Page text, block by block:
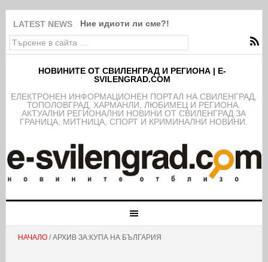
LATEST NEWS Ние идиоти ли сме?!
НОВИНИТЕ ОТ СВИЛЕНГРАД И РЕГИОНА | E-
SVILENGRAD.COM
EЛЕКТРОНЕН ИНФОРМАЦИОНЕН ПОРТАЛ НА СВИЛЕНГРАД,
ТОПОЛОВГРАД, ХАРМАНЛИ, ЛЮБИМЕЦ И РЕГИОНА.
АКТУАЛНИ РЕГИОНАЛНИ НОВИНИ ОТ СВИЛЕНГРАД ЗА
ГРАНИЦА, МИТНИЦА, СПОРТ И КРИМИНАЛНИ НОВИНИ.
НАЧАЛО/ АРХИВ ЗА:КУПА НА БЪЛГАРИЯ